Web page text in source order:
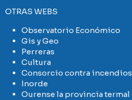
OTRAS WEBS
Observatorio Económico
Gis y Geo
Perreras
Cultura
Consorcio contra incendios
Inorde
Ourense la provincia termal